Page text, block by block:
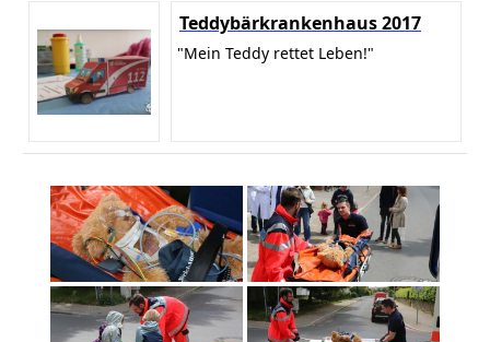
Teddybärkrankenhaus 2017
"Mein Teddy rettet Leben!"